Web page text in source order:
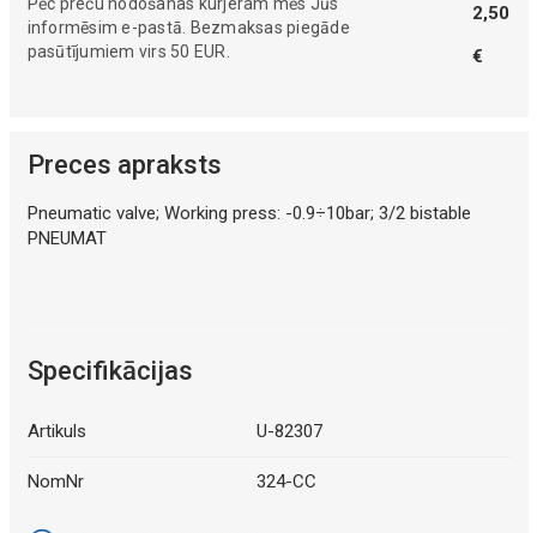
informēsim e-pastā. Bezmaksas piegāde
pasūtījumiem virs 50 EUR.
2,50
€
Preces apraksts
Pneumatic valve; Working press: -0.9÷10bar; 3/2 bistable
PNEUMAT
Specifikācijas
Artikuls U-82307
NomNr 324-CC